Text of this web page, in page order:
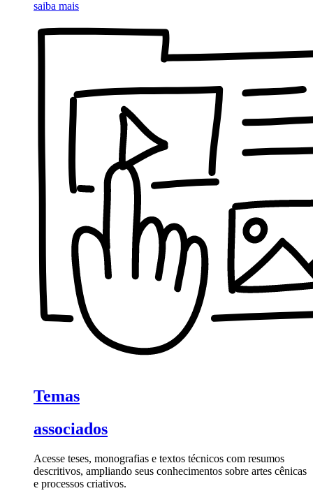
saiba mais
Temas
associados
Acesse teses, monografias e textos técnicos com resumos
descritivos, ampliando seus conhecimentos sobre artes cênicas
e processos criativos.